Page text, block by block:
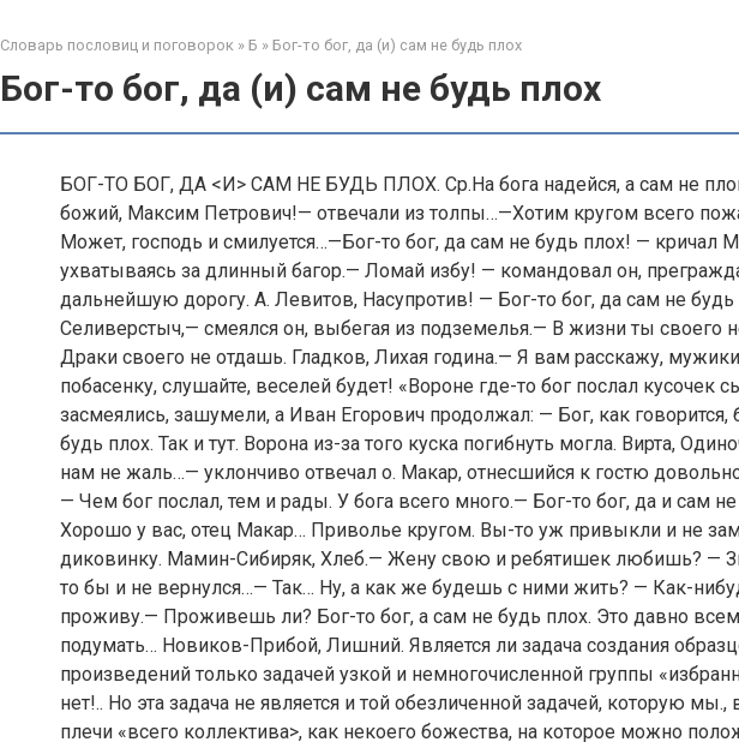
Словарь пословиц и поговорок » Б » Бог-то бог, да (и) сам не будь плох
Бог-то бог, да (и) сам не будь плох
БОГ-ТО БОГ, ДА <И> САМ НЕ БУДЬ ПЛОХ. Ср.На бога надейся, а сам не
божий, Максим Петрович!— отвечали из толпы…—Хотим кругом всего
Может, господь и смилуется…—Бог-то бог, да сам не будь плох! — кричал
ухватываясь за длинный багор.— Ломай избу! — командовал он,
дальнейшую дорогу. А. Левитов, Насупротив! — Бог-то бог, да сам не
Селиверстыч,— смеялся он, выбегая из подземелья.— В жизни ты своего
Драки своего не отдашь. Гладков, Лихая година.— Я вам расскажу,
побасенку, слушайте, веселей будет! «Вороне где-то бог послал кусочек
засмеялись, зашумели, а Иван Егорович продолжал: — Бог, как говорится,
будь плох. Так и тут. Ворона из-за того куска погибнуть могла. Вирта,
нам не жаль…— уклончиво отвечал о. Макар, отнесшийся к гостю
— Чем бог послал, тем и рады. У бога всего много.— Бог-то бог, да и сам
Хорошо у вас, отец Макар… Приволье кругом. Вы-то уж привыкли и не
диковинку. Мамин-Сибиряк, Хлеб.— Жену свою и ребятишек любишь? —
то бы и не вернулся…— Так… Ну, а как же будешь с ними жить? — Как-
проживу.— Проживешь ли? Бог-то бог, а сам не будь плох. Это давно
подумать… Новиков-Прибой, Лишний. Является ли задача создания
произведений только задачей узкой и немногочисленной группы
нет!.. Но эта задача не является и той обезличенной задачей, которую мы.,
плечи «всего коллектива>, как некоего божества, на которое можно